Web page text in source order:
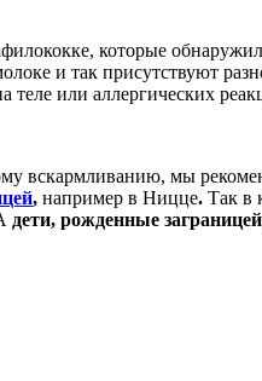
которые
и так присутствуют
теле или аллергических
вскармливанию, мы
, например в Ницце. Так в
дети, рожденные